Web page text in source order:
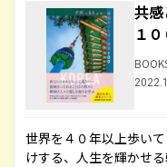
共
１０
世界を４０年以上歩い
けする、人生を輝かせ